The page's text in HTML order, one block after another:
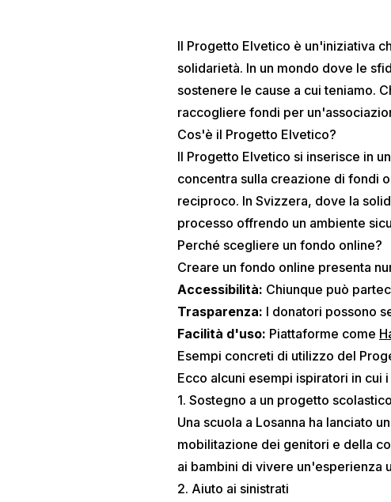
Il Progetto Elvetico è un'iniziativa
solidarietà. In un mondo dove le
sostenere le cause a cui teniamo.
raccogliere fondi per
Cos'è il Progetto Elvetico?
Il Progetto Elvetico si inserisce in
concentra sulla creazione di fondi
reciproco. In Svizzera, dove la
processo offrendo un ambiente
Perché scegliere un fondo online?
Creare un fondo online presenta
Accessibilità: Chiunque può
Trasparenza: I donatori possono
Facilità d'uso: Piattaforme come
Esempi concreti di utilizzo del
Ecco alcuni esempi ispiratori in cui
1. Sostegno a un progetto scolastico
Una scuola a Losanna ha lanciato
mobilitazione dei genitori e della
ai bambini di vivere un'esperienza
2. Aiuto ai sinistrati